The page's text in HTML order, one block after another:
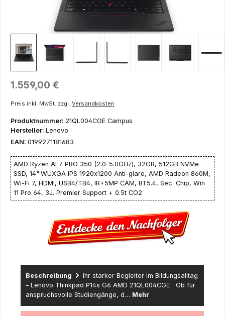
Regulärer Preis:
1.559,00 €
Preis inkl. MwSt. zzgl. Versandkosten
Produktnummer: 21QL004CGE Campus
Hersteller: Lenovo
EAN: 0199271181683
AMD Ryzen AI 7 PRO 350 (2.0-5.0GHz), 32GB, 512GB NVMe
SSD, 14" WUXGA IPS 1920x1200 Anti-glare, AMD Radeon 860M,
Wi-Fi 7, HDMI, USB4/TB4, IR+5MP CAM, BT5.4, Sec. Chip, Win
11 Pro 64, 3J. Premier Support + 0.5t CO2
Beschreibung
Ihr starker Begleiter im Bildungsalltag
– Lenovo Thinkpad P14s G6 AMD 21QL004CGE Ob für
anspruchsvolle Studiengänge, d… Mehr